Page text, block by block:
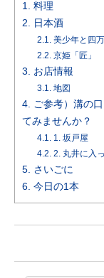
1. 料理
2. 日本酒
2.1.美少年と四万
2.2.京姫「匠」
3. お店情報
3.1.地図
4. ご参考）溝の
てみませんか？
4.1.1. 坂戸屋
4.2.2. 丸井に入
5. さいごに
6. 今日の1本